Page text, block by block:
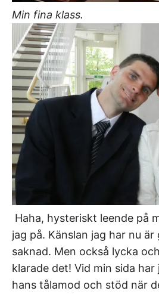
Min fina klass.
Haha, hysteriskt leende på
jag på. Känslan jag har nu
saknad. Men också lycka
klarade det! Vid min sida har
hans tålamod och stöd när